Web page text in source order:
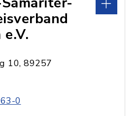
10, 89257
0